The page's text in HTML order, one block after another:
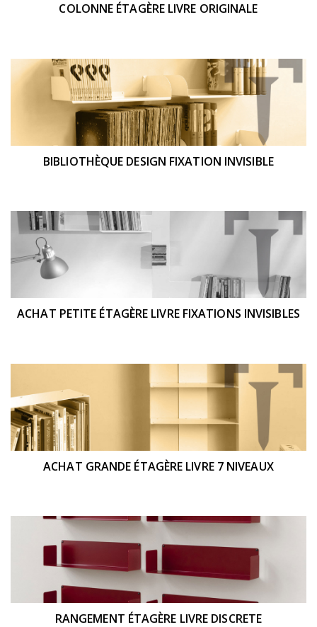
COLONNE ÉTAGÈRE LIVRE ORIGINALE
BIBLIOTHÈQUE DESIGN FIXATION INVISIBLE
ACHAT PETITE ÉTAGÈRE LIVRE FIXATIONS INVISIBLES
ACHAT GRANDE ÉTAGÈRE LIVRE 7 NIVEAUX
RANGEMENT ÉTAGÈRE LIVRE DISCRETE